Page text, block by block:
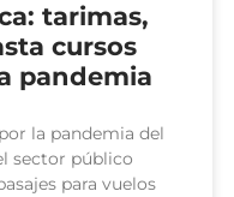
tarimas,
cursos
pandemia
la pandemia del
sector público
para vuelos